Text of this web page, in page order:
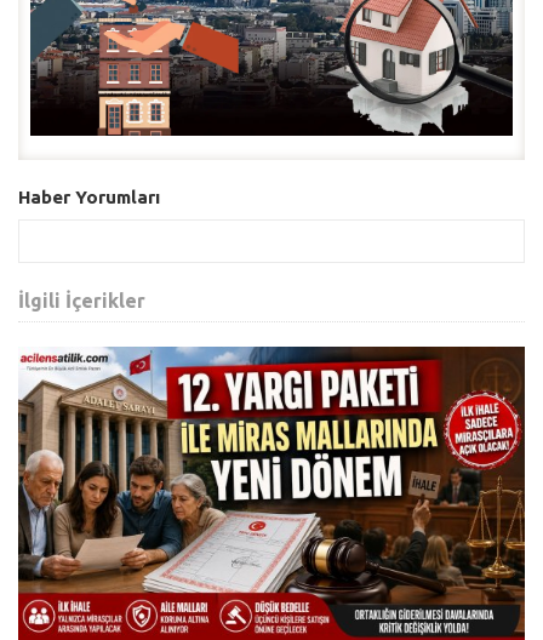
Haber Yorumları
İlgili İçerikler